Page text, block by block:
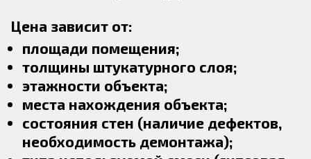
Цена зависит от:
площади помещения;
толщины штукатурного слоя;
этажности объекта;
места нахождения объекта;
состояния стен (наличие дефектов,
необходимость демонтажа);